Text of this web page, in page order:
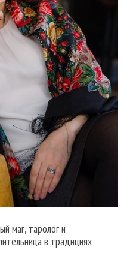
маг, таролог и
в традициях